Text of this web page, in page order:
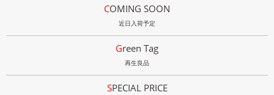
COMING SOON
近日入荷予定
Green Tag
再生良品
SPECIAL PRICE